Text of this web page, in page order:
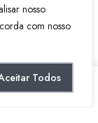
nosso
com nosso
Todos